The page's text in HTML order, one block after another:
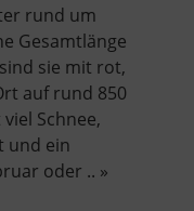
rund um
Gesamtlänge
sie mit rot,
auf rund 850
Schnee,
und ein
oder .. »